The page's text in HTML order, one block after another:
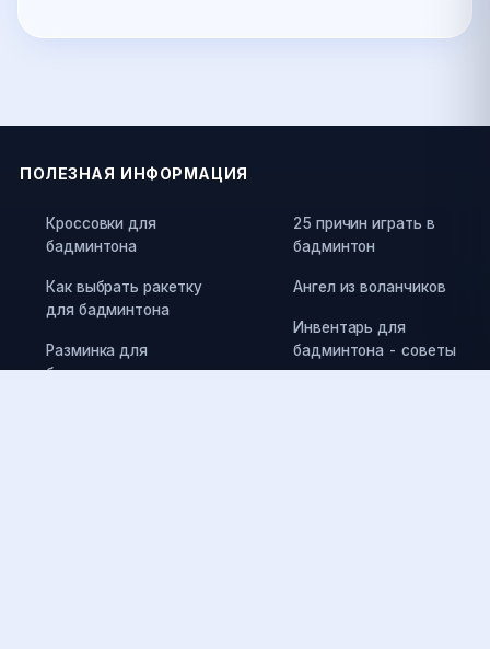
ПОЛЕЗНАЯ ИНФОРМАЦИЯ
Кроссовки для
бадминтона
Как выбрать ракетку
для бадминтона
Разминка для
бадминтона
25 причин играть в
бадминтон
Ангел из воланчиков
Инвентарь для
бадминтона - советы
от эксперта